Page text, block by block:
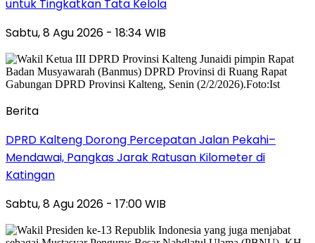
untuk Tingkatkan Tata Kelola
Sabtu, 8 Agu 2026 - 18:34 WIB
Berita
DPRD Kalteng Dorong Percepatan Jalan Pekahi–
Mendawai, Pangkas Jarak Ratusan Kilometer di
Katingan
Sabtu, 8 Agu 2026 - 17:00 WIB